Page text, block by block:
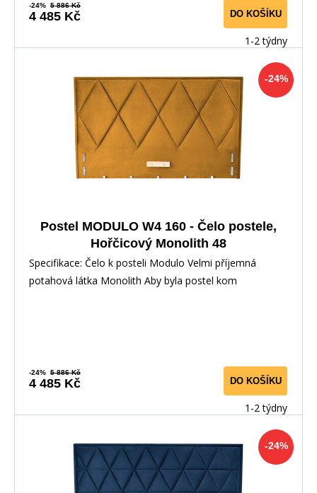
-24% 5 886 Kč
4 485 Kč DO KOŠÍKU
1-2 týdny
-24%
Postel MODULO W4 160 - Čelo postele,
Hořčicový Monolith 48
Specifikace: Čelo k posteli Modulo Velmi příjemná
potahová látka Monolith Aby byla postel kom
-24% 5 886 Kč
4 485 Kč DO KOŠÍKU
1-2 týdny
-24%